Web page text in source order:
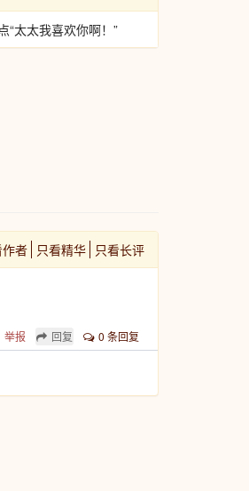
点“太太我喜欢你啊！”
作者 只看精华 只看长评
0 条回复
回复
举报